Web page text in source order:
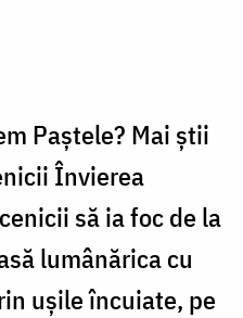
Paștele? Mai știi
Învierea
să ia foc de la
lumânărica cu
ușile încuiate, pe